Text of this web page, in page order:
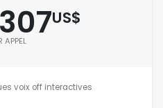
US$
APPEL
voix off interactives